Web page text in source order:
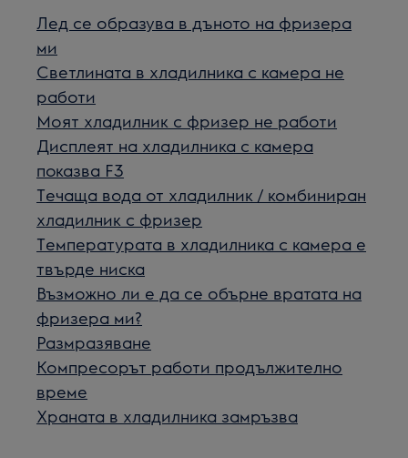
Лед се образува в дъното на фризера
ми
Светлината в хладилника с камера не
работи
Моят хладилник с фризер не работи
Дисплеят на хладилника с камера
показва F3
Течаща вода от хладилник / комбиниран
хладилник с фризер
Температурата в хладилника с камера е
твърде ниска
Възможно ли е да се обърне вратата на
фризера ми?
Размразяване
Компресорът работи продължително
време
Храната в хладилника замръзва